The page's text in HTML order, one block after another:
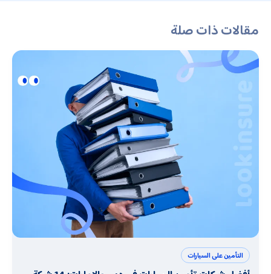
مقالات ذات صلة
التأمين على السيارات